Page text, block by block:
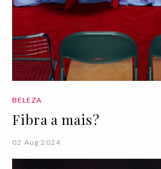
BELEZA
Fibra a mais?
02 Aug 2024